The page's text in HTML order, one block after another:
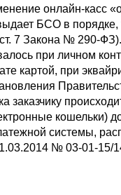
онлайн-касс
БСО в
7 Закона № 290-
при личном
картой, при
заказчику
кошельки)
системы,
№ 03-01-15/